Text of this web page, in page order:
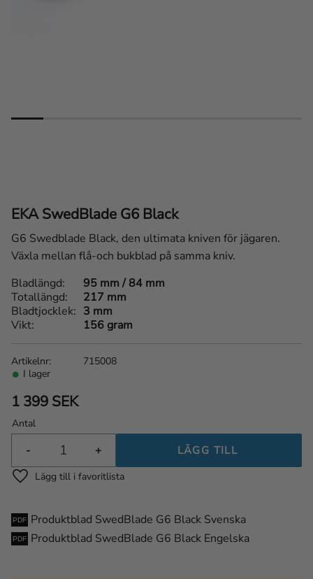
EKA SwedBlade G6 Black
G6 Swedblade Black, den ultimata kniven för jägaren.
Växla mellan flå-och bukblad på samma kniv.
1 399 SEK
Antal
+
-
Lägg till i favoriter
I lager
Artikelnr 715008
Bladlängd
95 mm / 84 mm
Totallängd
217 mm
Bladtjocklek
3 mm
Vikt
156 gram
Produktblad SwedBlade G6 Black Svenska
Produktblad SwedBlade G6 Black Engelska